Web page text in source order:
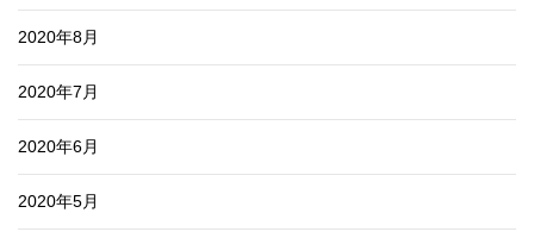
2020年8月
2020年7月
2020年6月
2020年5月